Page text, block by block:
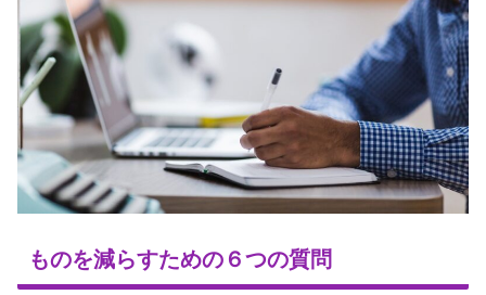
ものを減らすための６つの質問